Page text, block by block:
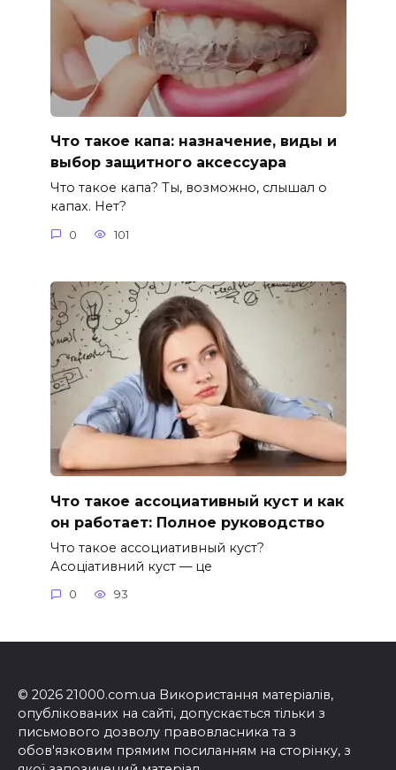
Что такое капа: назначение, виды и
выбор защитного аксессуара
Что такое капа? Ты, возможно, слышал о
капах. Нет?
0 101
Что такое ассоциативный куст и как
он работает: Полное руководство
Что такое ассоциативный куст?
Асоціативний куст — це
0 93
© 2026 21000.com.ua Використання матеріалів,
опублікованих на сайті, допускається тільки з
письмового дозволу правовласника та з
обов'язковим прямим посиланням на сторінку, з